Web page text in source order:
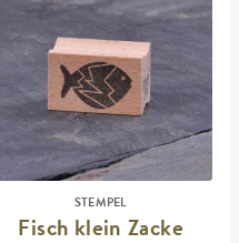
STEMPEL
Fisch klein Zacke